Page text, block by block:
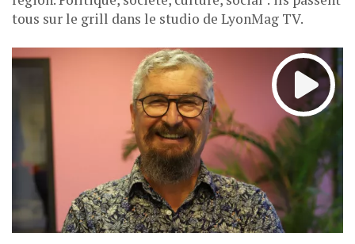
tous sur le grill dans le studio de LyonMag TV.